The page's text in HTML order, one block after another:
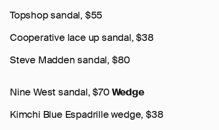
Topshop sandal, $55
Cooperative lace up sandal, $38
Steve Madden sandal, $80
Nine West sandal, $70Wedge
Kimchi Blue Espadrille wedge, $38